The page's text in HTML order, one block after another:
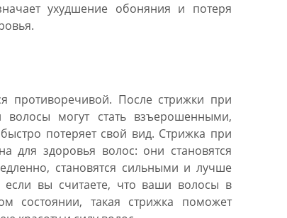
ухудшение обоняния и потеря
противоречивой. После стрижки при
могут стать взъерошенными,
потеряет свой вид. Стрижка при
для здоровья волос: они становятся
становятся сильными и лучше
если вы считаете, что ваши волосы в
состоянии, такая стрижка поможет